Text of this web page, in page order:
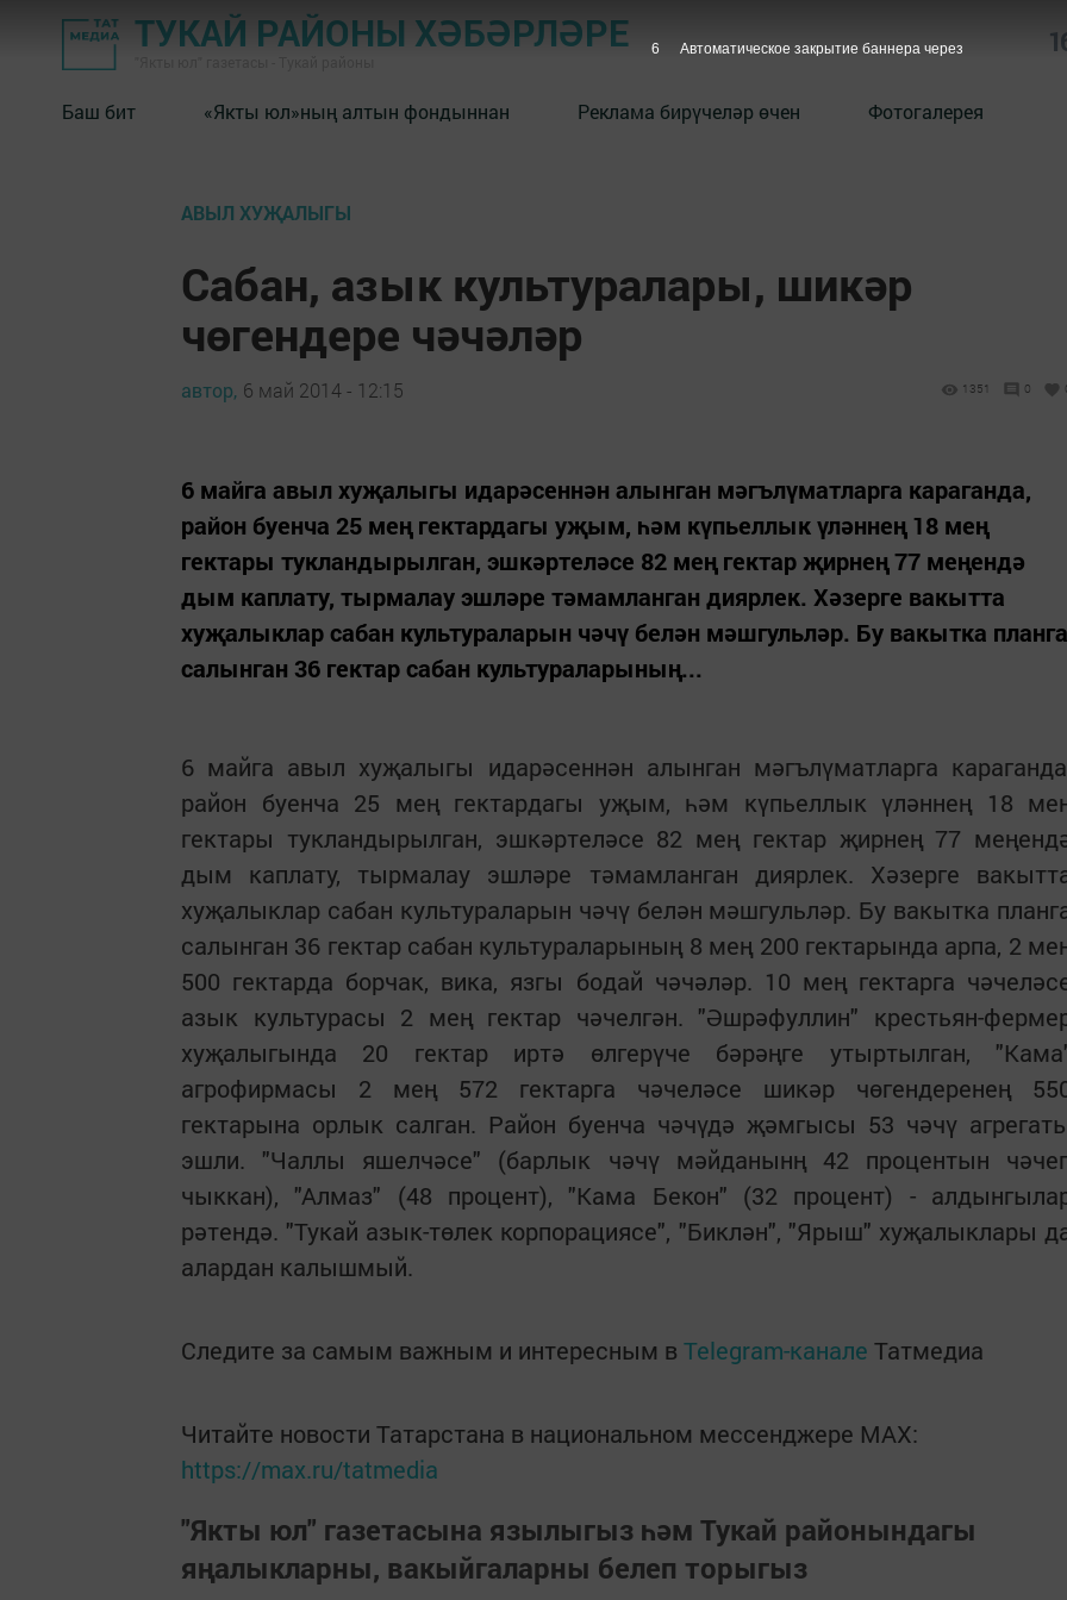
ТУКАЙ РАЙОНЫ ХӘБӘРЛӘРЕ
Баш бит «Якты юл»ның алтын фондыннан Реклама бирүчеләр өчен Фотогалерея
АВЫЛ ХУҖАЛЫГЫ
Сабан, азык культуралары, шикәр
чөгендере чәчәләр
автор, 6 май 2014 - 12:15 1351 0
6 майга авыл хуҗалыгы идарәсеннән алынган мәгълүматларга караганда,
район буенча 25 мең гектардагы уҗым, һәм күпьеллык үләннең 18 мең
гектары тукландырылган, эшкәртеләсе 82 мең гектар җирнең 77 меңендә
дым каплату, тырмалау эшләре тәмамланган диярлек. Хәзерге вакытта
хуҗалыклар сабан культураларын чәчү белән мәшгульләр. Бу вакытка планга
салынган 36 гектар сабан культураларының...
6 майга авыл хуҗалыгы идарәсеннән алынган мәгълүматларга
район буенча 25 мең гектардагы уҗым, һәм күпьеллык үләннең 18
гектары тукландырылган, эшкәртеләсе 82 мең гектар җирнең 77
дым каплату, тырмалау эшләре тәмамланган диярлек. Хәзерге
хуҗалыклар сабан культураларын чәчү белән мәшгульләр. Бу вакытка
салынган 36 гектар сабан культураларының 8 мең 200 гектарында арпа, 2
500 гектарда борчак, вика, язгы бодай чәчәләр. 10 мең гектарга
азык культурасы 2 мең гектар чәчелгән. "Әшрәфуллин" крестьян-
хуҗалыгында 20 гектар иртә өлгерүче бәрәңге утыртылган,
агрофирмасы 2 мең 572 гектарга чәчеләсе шикәр чөгендеренең
гектарына орлык салган. Район буенча чәчүдә җәмгысы 53 чәчү
эшли. "Чаллы яшелчәсе" (барлык чәчү мәйданынң 42 процентын
чыккан), "Алмаз" (48 процент), "Кама Бекон" (32 процент) -
рәтендә. "Тукай азык-төлек корпорациясе", "Биклән", "Ярыш" хуҗалыклары
алардан калышмый.
Следите за самым важным и интересным в Telegram-канале Татмедиа
Читайте новости Татарстана в национальном мессенджере MАХ:
https://max.ru/tatmedia
"Якты юл" газетасына язылыгыз һәм Тукай районындагы
яңалыкларны, вакыйгаларны белеп торыгыз
5 Автоматическое закрытие баннера через